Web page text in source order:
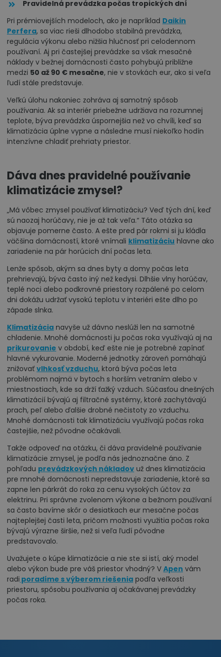
Pravidelná prevádzka počas tropických dní
Pri prémiovejších modeloch, ako je napríklad Daikin
Perfera, sa viac rieši dlhodobo stabilná prevádzka,
regulácia výkonu alebo nižšia hlučnosť pri celodennom
používaní. Aj pri častejšej prevádzke sa však mesačné
náklady v bežnej domácnosti často pohybujú približne
medzi 50 až 90 € mesačne, nie v stovkách eur, ako si veľa
ľudí stále predstavuje.
Veľkú úlohu nakoniec zohráva aj samotný spôsob
používania. Ak sa interiér priebežne udržiava na rozumnej
teplote, býva prevádzka úspornejšia než vo chvíli, keď sa
klimatizácia úplne vypne a následne musí niekoľko hodín
intenzívne chladiť prehriaty priestor.
Dáva dnes pravidelné používanie
klimatizácie zmysel?
„Má vôbec zmysel používať klimatizáciu? Veď tých dní, keď
sú naozaj horúčavy, nie je až tak veľa.“ Táto otázka sa
objavuje pomerne často. A ešte pred pár rokmi si ju kládla
väčšina domácností, ktoré vnímali klimatizáciu hlavne ako
zariadenie na pár horúcich dní počas leta.
Lenže spôsob, akým sa dnes byty a domy počas leta
prehrievajú, býva často iný než kedysi. Dlhšie vlny horúčav,
teplé noci alebo podkrovné priestory rozpálené po celom
dni dokážu udržať vysokú teplotu v interiéri ešte dlho po
západe slnka.
Klimatizácia navyše už dávno neslúži len na samotné
chladenie. Mnohé domácnosti ju počas roka využívajú aj na
prikurovanie v období, keď ešte nie je potrebné zapínať
hlavné vykurovanie. Moderné jednotky zároveň pomáhajú
znižovať vlhkosť vzduchu, ktorá býva počas leta
problémom najmä v bytoch s horším vetraním alebo v
miestnostiach, kde sa drží ťažký vzduch. Súčasťou dnešných
klimatizácií bývajú aj filtračné systémy, ktoré zachytávajú
prach, peľ alebo ďalšie drobné nečistoty zo vzduchu.
Mnohé domácnosti tak klimatizáciu využívajú počas roka
častejšie, než pôvodne očakávali.
Takže odpoveď na otázku, či dáva pravidelné používanie
klimatizácie zmysel, je podľa nás jednoznačne áno. Z
pohľadu prevádzkových nákladov už dnes klimatizácia
pre mnohé domácnosti nepredstavuje zariadenie, ktoré sa
zapne len párkrát do roka za cenu vysokých účtov za
elektrinu. Pri správne zvolenom výkone a bežnom používaní
sa často bavíme skôr o desiatkach eur mesačne počas
najteplejšej časti leta, pričom možnosti využitia počas roka
bývajú výrazne širšie, než si veľa ľudí pôvodne
predstavovalo.
Uvažujete o kúpe klimatizácie a nie ste si istí, aký model
alebo výkon bude pre váš priestor vhodný? V Apen vám
radi poradíme s výberom riešenia podľa veľkosti
priestoru, spôsobu používania aj očakávanej prevádzky
počas roka.